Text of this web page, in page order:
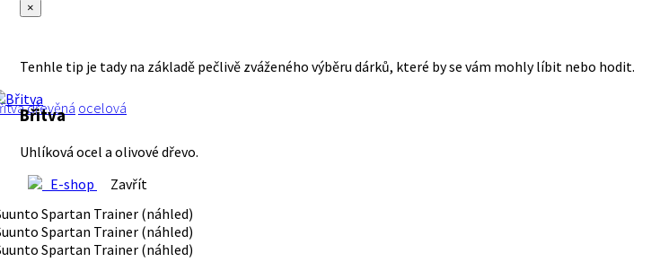
×
Tenhle tip je tady na základě pečlivě zváženého výběru dárků, které by se vám mohly líbit nebo hodit.
dřevěná ocelová
Břitva
Uhlíková ocel a olivové dřevo.
E-shop
Zavřít